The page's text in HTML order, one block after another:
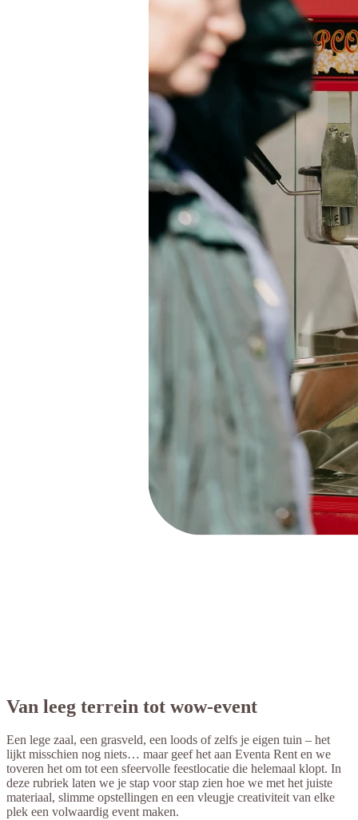
Van leeg terrein tot wow-event
Een lege zaal, een grasveld, een loods of zelfs je eigen tuin – het
lijkt misschien nog niets… maar geef het aan Eventa Rent en we
toveren het om tot een sfeervolle feestlocatie die helemaal klopt. In
deze rubriek laten we je stap voor stap zien hoe we met het juiste
materiaal, slimme opstellingen en een vleugje creativiteit van elke
plek een volwaardig event maken.